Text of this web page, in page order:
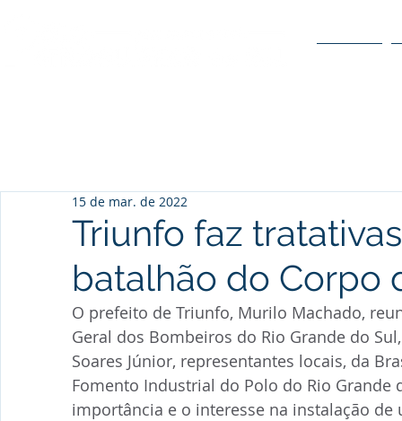
Triunfo faz
batalhão do Corpo
15 de mar. de 2022
O prefeito de Triunfo, Murilo Machado,
Geral dos Bombeiros do Rio Grande do
Soares Júnior, representantes locais, da
Fomento Industrial do Polo do Rio Grande
importância e o interesse na instalação